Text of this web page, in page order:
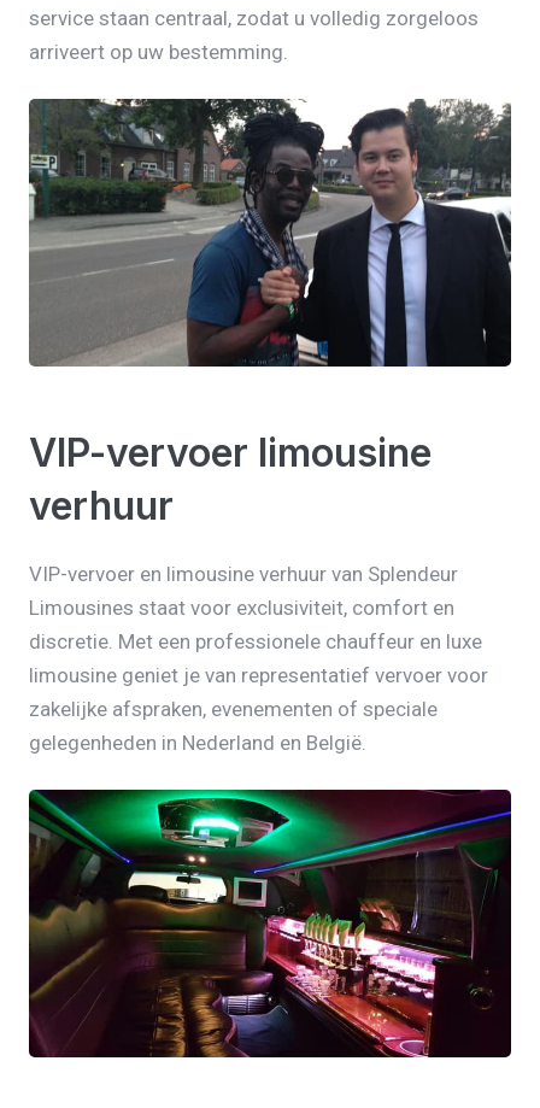
service staan centraal, zodat u volledig zorgeloos
arriveert op uw bestemming.
VIP-vervoer limousine
verhuur
VIP-vervoer en limousine verhuur van Splendeur
Limousines staat voor exclusiviteit, comfort en
discretie. Met een professionele chauffeur en luxe
limousine geniet je van representatief vervoer voor
zakelijke afspraken, evenementen of speciale
gelegenheden in Nederland en België.